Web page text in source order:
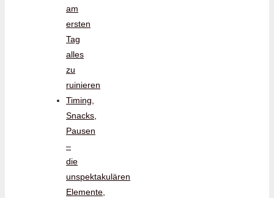
am
ersten
Tag
alles
zu
ruinieren
Timing,
Snacks,
Pausen
–
die
unspektakulären
Elemente,